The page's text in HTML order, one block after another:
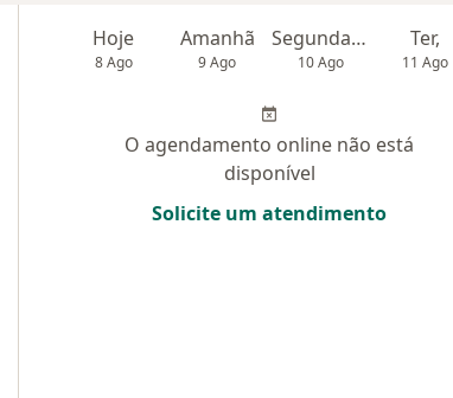
Hoje
8 Ago
Amanhã
9 Ago
Segunda-feira
10 Ago
Ter,
11 Ago
O agendamento online não está
disponível
Solicite um atendimento